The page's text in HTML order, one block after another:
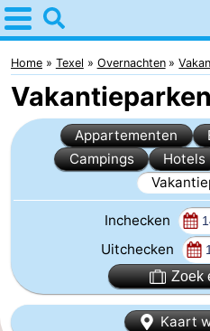
Home
Texel
Tips
Voor
Den
Burg
-
Den
-
Home Texel Overnachten
Appartementen
Campings
Hotels
Inchecken
Uitchecken
Zoek
Kaart